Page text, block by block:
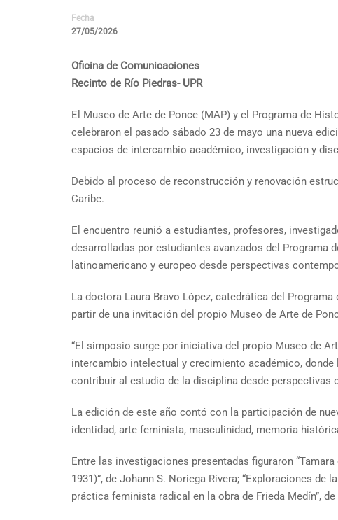
Fecha
27/05/2026
Oficina de Comunicaciones
Recinto de Río Piedras- UPR
El Museo de Arte de Ponce (MAP) y el Programa de
celebraron el pasado sábado 23 de mayo una nueva
espacios de intercambio académico, investigación y
Debido al proceso de reconstrucción y renovación
Caribe.
El encuentro reunió a estudiantes, profesores,
desarrolladas por estudiantes avanzados del Programa
latinoamericano y europeo desde perspectivas
La doctora Laura Bravo López, catedrática del
partir de una invitación del propio Museo de Arte de
“El simposio surge por iniciativa del propio Museo de
intercambio intelectual y crecimiento académico,
contribuir al estudio de la disciplina desde perspectivas
La edición de este año contó con la participación de
identidad, arte feminista, masculinidad, memoria
Entre las investigaciones presentadas figuraron
1931)”, de Johann S. Noriega Rivera; “Exploraciones de
práctica feminista radical en la obra de Frieda Medín”,